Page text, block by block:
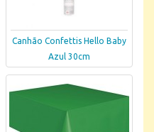
Canhão Confettis Hello Baby
Azul 30cm